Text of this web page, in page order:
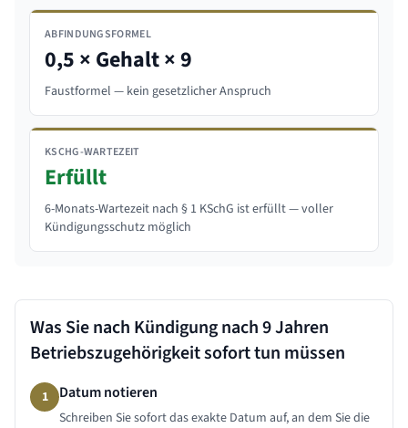
ABFINDUNGSFORMEL
0,5 × Gehalt × 9
Faustformel — kein gesetzlicher Anspruch
KSCHG-WARTEZEIT
Erfüllt
6-Monats-Wartezeit nach § 1 KSchG ist erfüllt — voller
Kündigungsschutz möglich
Was Sie nach Kündigung nach9 Jahren
Betriebszugehörigkeit sofort tun müssen
1 Datum notieren
Schreiben Sie sofort das exakte Datum auf, an dem Sie die